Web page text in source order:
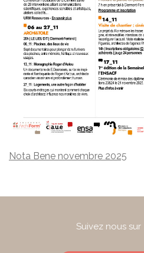
Nota Bene novembre 2025
Suivez nous sur